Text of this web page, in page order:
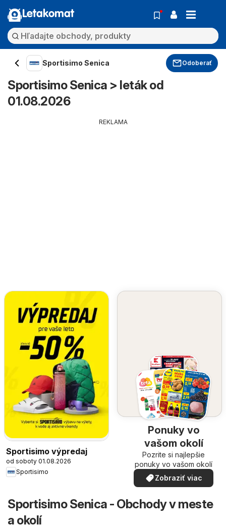
Letakomat
Sportisimo Senica Odoberať
Sportisimo Senica > leták od
01.08.2026
REKLAMA
Sportisimo výpredaj
od soboty 01.08.2026
Sportisimo
Ponuky vo
vašom okolí
Pozrite si najlepšie
ponuky vo vašom okolí
Zobraziť viac
Sportisimo Senica - Obchody v meste
a okolí